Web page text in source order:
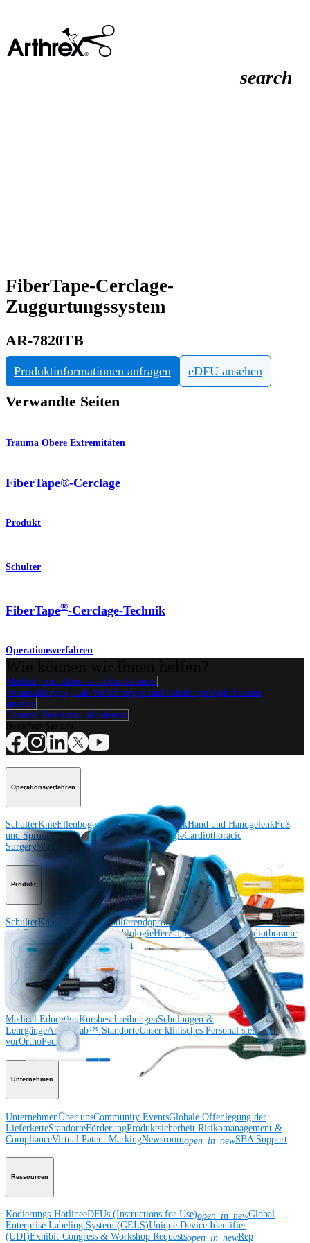
search
FiberTape-Cerclage-
Zuggurtungssystem
AR-7820TB
Produktinformationen anfragen eDFU ansehen
Verwandte Seiten
Trauma Obere Extremitäten
FiberTape®-Cerclage
Produkt
Schulter
FiberTape®-Cerclage-Technik
Operationsverfahren
Medizinproduktberater:in kontaktieren
Veranstaltungen, Lab-Vorführungen und Schulungsmöglichkeiten
ansehen
Unseren Newsletter abonnieren
Operationsverfahren
SchulterKnieEllenbogenSchulterendoprothetikHand und HandgelenkFuß
und SprunggelenkTraumaHüfteOrthobiologieCardiothoracic
SurgeryWirbelsäule
Produkt
SchulterKnie EllenbogenSchulterendoprothetik Hand und HandgelenkFuß
und Sprunggelenk HüfteOrthobiologieHerz-ThoraxchirurgieCardiothoracic
SurgeryBildgebung & Resektion
Medical Education
Medical EducationKursbeschreibungenSchulungen &
LehrgängeArthroLab™-StandorteUnser klinisches Personal stellt sich
vorOrthoPedia
Unternehmen
UnternehmenÜber unsCommunity EventsGlobale Offenlegung der
LieferketteStandorteFörderungProduktsicherheit Risikomanagement &
ComplianceVirtual Patent MarkingNewsroomopen_in_newSBA Support
Ressourcen
Kodierungs-HotlineeDFUs (Instructions for Use)open_in_newGlobal
Enterprise Labeling System (GELS)Unique Device Identifier
(UDI)Exhibit-Congress & Workshop Requestsopen_in_newRep